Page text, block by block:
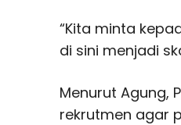
“Kita minta
di sini menjadi
Menurut Agung,
rekrutmen agar